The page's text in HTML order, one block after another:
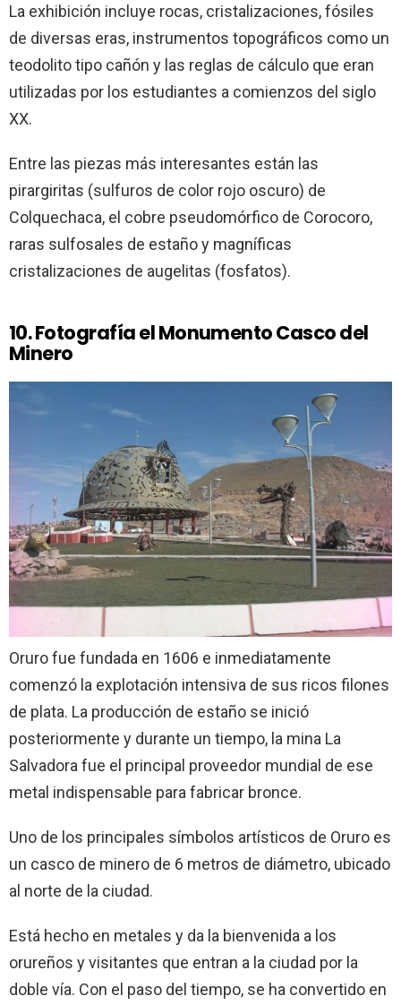
La exhibición incluye rocas, cristalizaciones, fósiles
de diversas eras, instrumentos topográficos como un
teodolito tipo cañón y las reglas de cálculo que eran
utilizadas por los estudiantes a comienzos del siglo
XX.
Entre las piezas más interesantes están las
pirargiritas (sulfuros de color rojo oscuro) de
Colquechaca, el cobre pseudomórfico de Corocoro,
raras sulfosales de estaño y magníficas
cristalizaciones de augelitas (fosfatos).
10. Fotografía el Monumento Casco del
Minero
Oruro fue fundada en 1606 e inmediatamente
comenzó la explotación intensiva de sus ricos filones
de plata. La producción de estaño se inició
posteriormente y durante un tiempo, la mina La
Salvadora fue el principal proveedor mundial de ese
metal indispensable para fabricar bronce.
Uno de los principales símbolos artísticos de Oruro es
un casco de minero de 6 metros de diámetro, ubicado
al norte de la ciudad.
Está hecho en metales y da la bienvenida a los
orureños y visitantes que entran a la ciudad por la
doble vía. Con el paso del tiempo, se ha convertido en